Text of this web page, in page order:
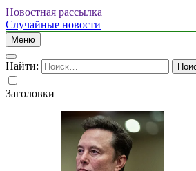
Новостная рассылка
Случайные новости
Меню
Найти:
Заголовки